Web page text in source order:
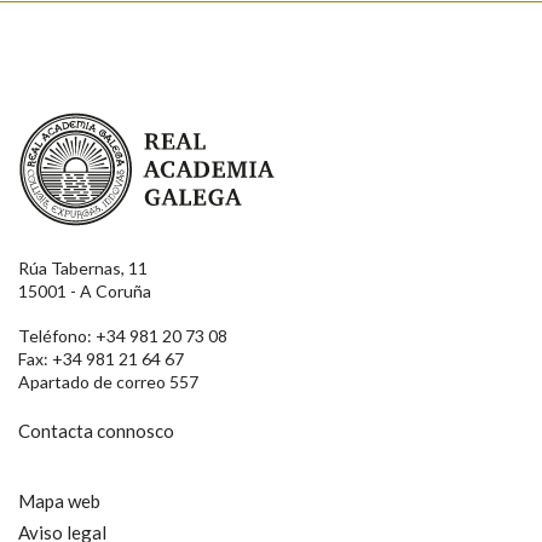
Real Academia Galega
Rúa Tabernas, 11
15001 - A Coruña
Teléfono: +34 981 20 73 08
Fax: +34 981 21 64 67
Apartado de correo 557
Contacta connosco
Mapa web
Aviso legal